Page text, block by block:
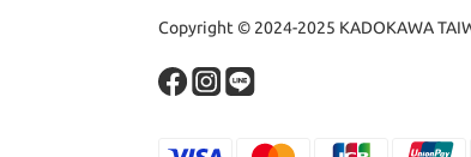
Copyright © 2024-2025 KADOKAWA